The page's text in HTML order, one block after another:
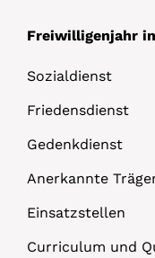
Freiwilligenjahr
Sozialdienst
Friedensdienst
Gedenkdienst
Anerkannte
Einsatzstellen
Curriculum und